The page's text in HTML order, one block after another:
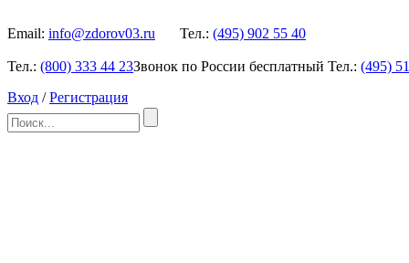
Email: info@zdorov03.ru Тел.: (495) 902 55 40
Тел.: (800) 333 44 23Звонок по России бесплатный Тел.: (495)
Вход /Регистрация